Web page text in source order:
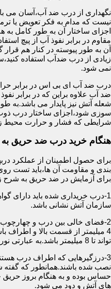
نگهداری از درب ضد آب،آسان می
نیست که مدام به فکر تعویض یا
اجزای ساختار آن به طور کامل به
مقاوم در برابر نفوذ آب از پیچ
آن به طور پیوسته در کنار هم قرار
زیادی از درب ضدآب استفاده
نمی شود.
درب ضد آب ای بی اس در برابر
ضد آب علاوه براین که در برابر
شعله آتش نیز پایدار می باشد.به
سوزی شود،اجزای ساختار درب
شرایطی که فشار و حرارت محیط
هنگام خرید درب ضد حریق به
برای حصول اطمینان از عملکرد
برای آزمایش در ضد حریق به شرح
1-درب خریداری شده باید دارای
سازمان آتش نشانی باشد.
2-فضای خالی بین درب و
4 میلیمتر از قسمت بالا و اطراف
تواند تا 8 میلیمتر باشد.به عبارتی نور نباید از پایین درب درز نماید.
3-درزگیرهایی که اطراف درب
نصب شده باشند.همانطور که گفته
حساس بوده و به هنگام بروز
های آتش و دود می شود.